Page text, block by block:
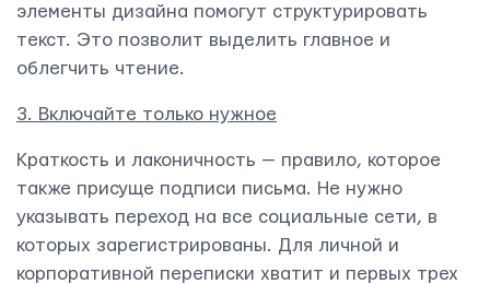
элементы дизайна помогут структурировать
текст. Это позволит выделить главное и
облегчить чтение.
3. Включайте только нужное
Краткость и лаконичность — правило, которое
также присуще подписи письма. Не нужно
указывать переход на все социальные сети, в
которых зарегистрированы. Для личной и
корпоративной переписки хватит и первых трех